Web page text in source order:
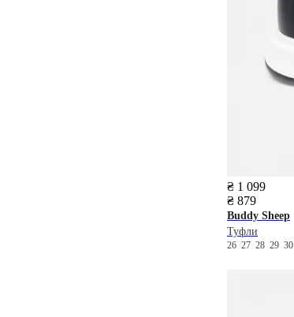
₴ 1 099
₴ 879
Buddy Sheep
Туфли
26 27 28 29 30